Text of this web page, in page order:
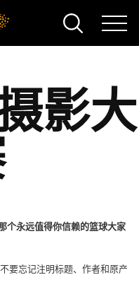
影大
个永远值得你信赖的篮球大家
要忘记注明标题、作者和原产